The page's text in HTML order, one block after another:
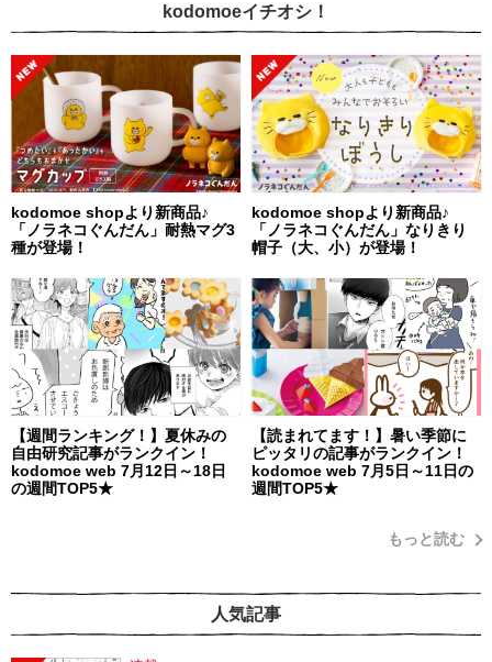
kodomoeイチオシ！
kodomoe shopより新商品♪
「ノラネコぐんだん」耐熱マグ3
種が登場！
kodomoe shopより新商品♪
「ノラネコぐんだん」なりきり
帽子（大、小）が登場！
【週間ランキング！】夏休みの
自由研究記事がランクイン！
kodomoe web 7月12日～18日
の週間TOP5★
【読まれてます！】暑い季節に
ピッタリの記事がランクイン！
kodomoe web 7月5日～11日の
週間TOP5★
もっと読む
人気記事